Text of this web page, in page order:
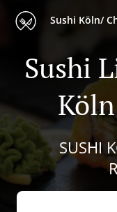
Sushi Köln/
Sushi
SUSHI